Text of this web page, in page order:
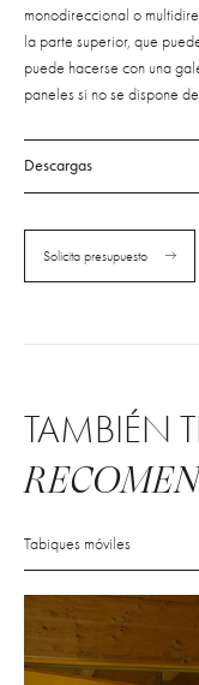
monodireccional o
la parte superior, que
puede hacerse con una
paneles si no se dispone
Descargas
Solicita presupuesto
TAMBIÉN
Tabiques móviles